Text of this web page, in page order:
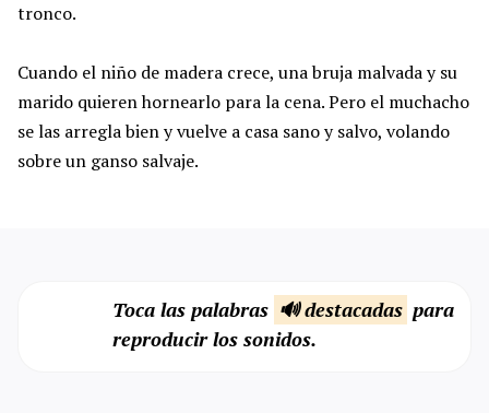
tronco.
Cuando el niño de madera crece, una bruja malvada y su
marido quieren hornearlo para la cena. Pero el muchacho
se las arregla bien y vuelve a casa sano y salvo, volando
sobre un ganso salvaje.
Toca las palabras 🔊 destacadas para
reproducir los sonidos.